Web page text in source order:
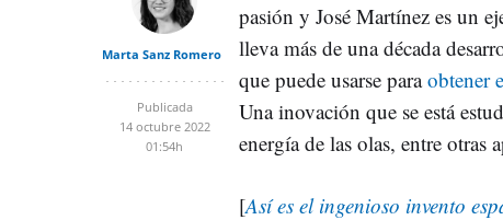
Marta Sanz Romero
Publicada
14 octubre 2022
01:54h
pasión y José Martínez es un
lleva más de una década
que puede usarse paraobtener
Una inovación que se está
energía de las olas, entre otras
[Así es el ingenioso invento